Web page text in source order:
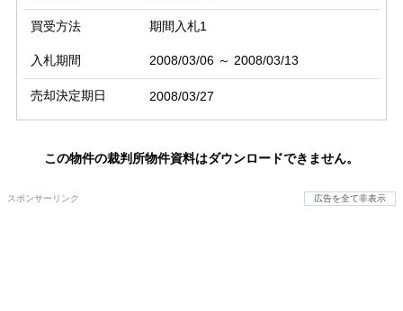
買受方法 期間入札1
入札期間 2008/03/06 ～ 2008/03/13
売却決定期日 2008/03/27
この物件の裁判所物件資料はダウンロードできません。
スポンサーリンク 広告を全て非表示